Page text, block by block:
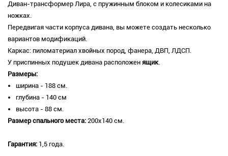
Диван-трансформер Лира, с пружинным блоком и колесиками на
ножках.
Передвигая части корпуса дивана, вы можете создать несколько
вариантов модификаций.
Каркас: пиломатериал хвойных пород, фанера, ДВП, ЛДСП.
У приспинных подушек дивана расположен ящик.
Размеры:
ширина - 188 см.
глубина - 140 см
высота - 88 см.
Размер спального места: 200х140 см.
Гарантия: 1,5 года.